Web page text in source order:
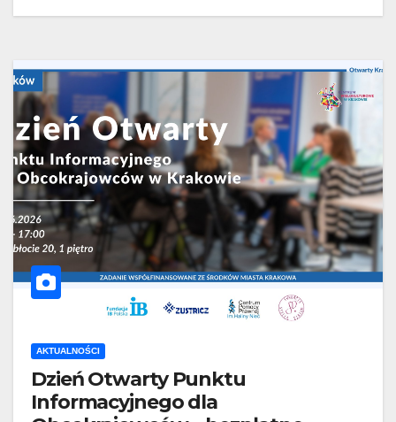
AKTUALNOŚCI
Dzień Otwarty Punktu
Informacyjnego dla